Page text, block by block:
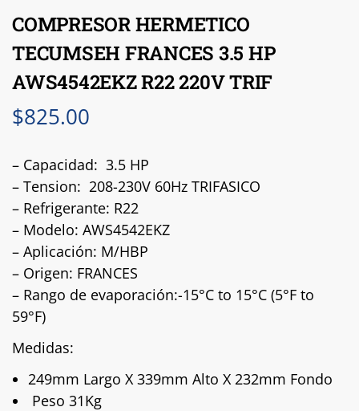
COMPRESOR HERMETICO
TECUMSEH FRANCES 3.5 HP
AWS4542EKZ R22 220V TRIF
$825.00
– Capacidad: 3.5 HP
– Tension: 208-230V 60Hz TRIFASICO
– Refrigerante: R22
– Modelo: AWS4542EKZ
– Aplicación: M/HBP
– Origen: FRANCES
– Rango de evaporación:-15°C to 15°C (5°F to
59°F)
Medidas:
249mm Largo X 339mm Alto X 232mm Fondo
Peso 31Kg